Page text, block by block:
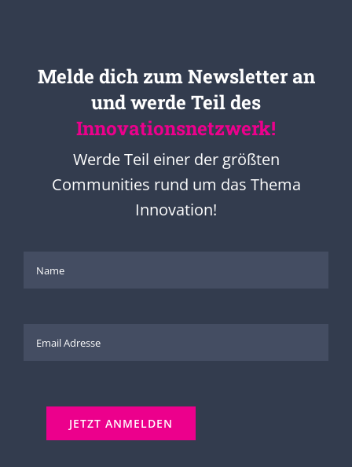
Melde dich zum Newsletter an
und werde Teil des
Innovationsnetzwerk!
Werde Teil einer der größten
Communities rund um das Thema
Innovation!